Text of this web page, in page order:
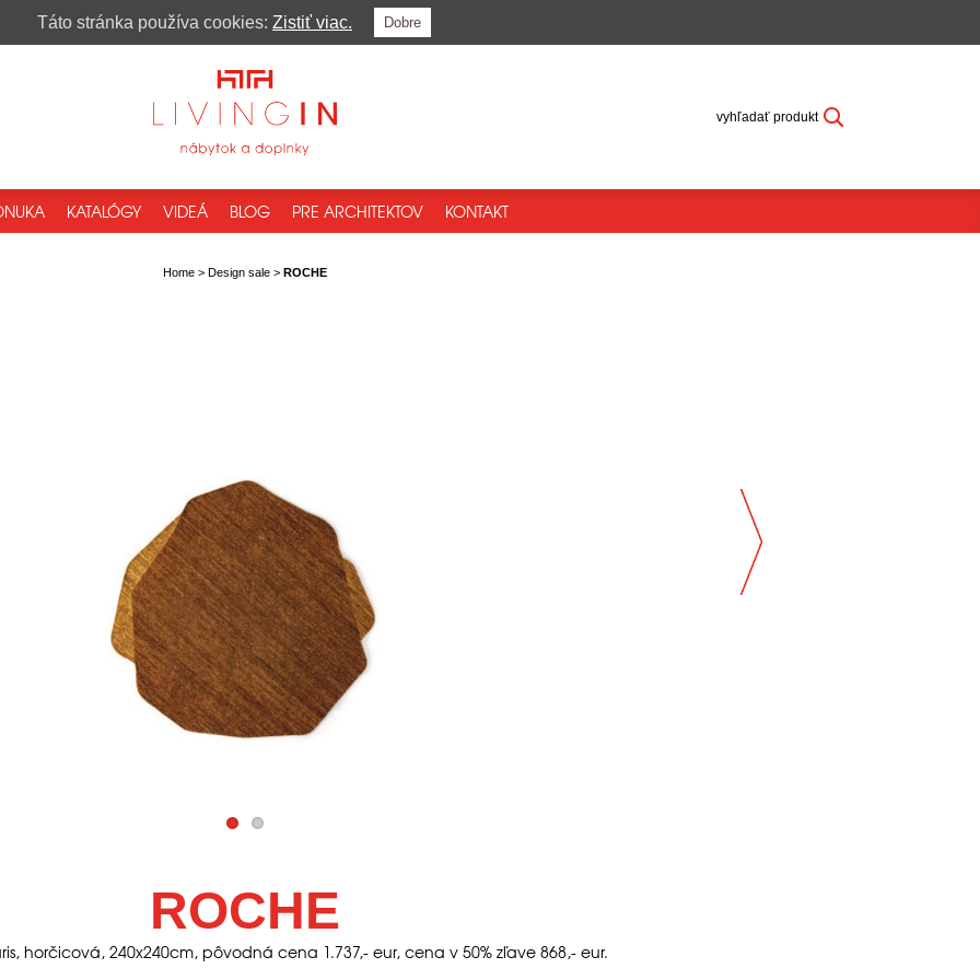
vyhľadať produkt
KATALÓGY VIDEÁ BLOG PRE ARCHITEKTOV KONTAKT
Home > Design sale > ROCHE
ROCHE
horčicová, 240x240cm, pôvodná cena 1.737,- eur, cena v 50% zľave 868,- eur.
Táto stránka používa cookies: Zistiť viac. Dobre